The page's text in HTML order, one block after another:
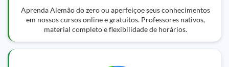
Aprenda Alemão do zero ou aperfeiçoe seus conhecimentos
em nossos cursos online e gratuitos. Professores nativos,
material completo e flexibilidade de horários.